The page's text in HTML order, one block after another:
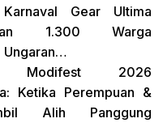
Gear Ultima
1.300 Warga
Ungaran…
Modifest 2026
Ketika Perempuan &
Alih Panggung